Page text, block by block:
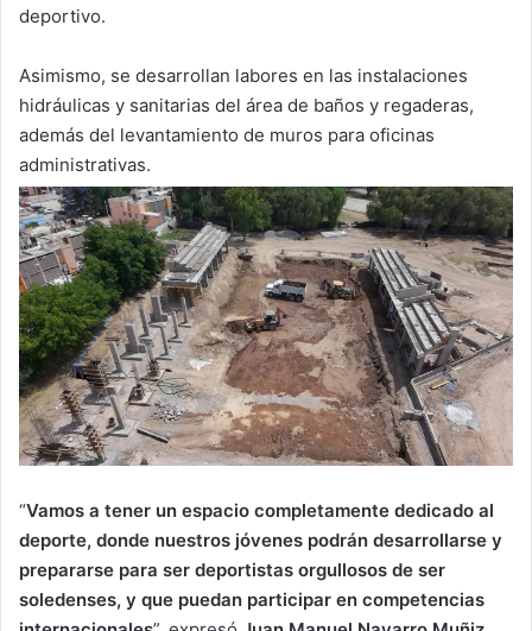
deportivo.
Asimismo, se desarrollan labores en las instalaciones
hidráulicas y sanitarias del área de baños y regaderas,
además del levantamiento de muros para oficinas
administrativas.
“Vamos a tener un espacio completamente dedicado al
deporte, donde nuestros jóvenes podrán desarrollarse y
prepararse para ser deportistas orgullosos de ser
soledenses, y que puedan participar en competencias